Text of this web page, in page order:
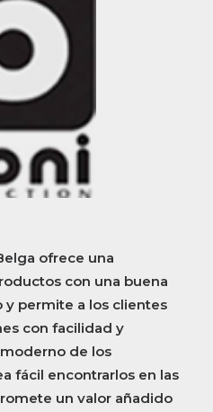
ofrece una
con una buena
permite a los clientes
con facilidad y
de los
fácil encontrarlos en las
un valor añadido